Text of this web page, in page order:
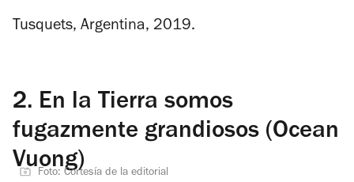
Tusquets, Argentina, 2019.
2. En la Tierra somos
fugazmente grandiosos (Ocean
Vuong)
Foto: Cortesía de la editorial